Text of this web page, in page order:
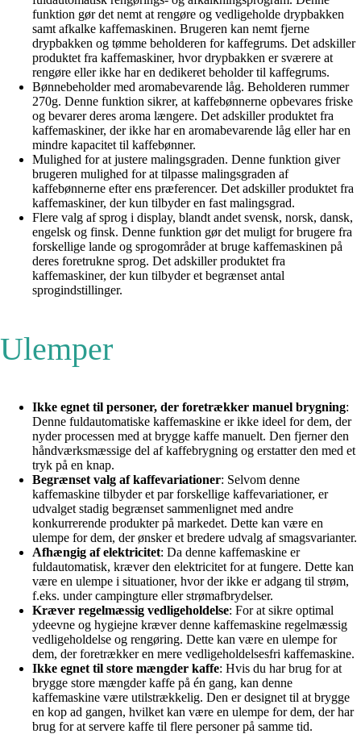
funktion gør det nemt at rengøre og vedligeholde drypbakken
samt afkalke kaffemaskinen. Brugeren kan nemt fjerne
drypbakken og tømme beholderen for kaffegrums. Det adskiller
produktet fra kaffemaskiner, hvor drypbakken er sværere at
rengøre eller ikke har en dedikeret beholder til kaffegrums.
Bønnebeholder med aromabevarende låg. Beholderen rummer
270g. Denne funktion sikrer, at kaffebønnerne opbevares friske
og bevarer deres aroma længere. Det adskiller produktet fra
kaffemaskiner, der ikke har en aromabevarende låg eller har en
mindre kapacitet til kaffebønner.
Mulighed for at justere malingsgraden. Denne funktion giver
brugeren mulighed for at tilpasse malingsgraden af
kaffebønnerne efter ens præferencer. Det adskiller produktet fra
kaffemaskiner, der kun tilbyder en fast malingsgrad.
Flere valg af sprog i display, blandt andet svensk, norsk, dansk,
engelsk og finsk. Denne funktion gør det muligt for brugere fra
forskellige lande og sprogområder at bruge kaffemaskinen på
deres foretrukne sprog. Det adskiller produktet fra
kaffemaskiner, der kun tilbyder et begrænset antal
sprogindstillinger.
Ulemper
Ikke egnet til personer, der foretrækker manuel brygning:
Denne fuldautomatiske kaffemaskine er ikke ideel for dem, der
nyder processen med at brygge kaffe manuelt. Den fjerner den
håndværksmæssige del af kaffebrygning og erstatter den med et
tryk på en knap.
Begrænset valg af kaffevariationer: Selvom denne
kaffemaskine tilbyder et par forskellige kaffevariationer, er
udvalget stadig begrænset sammenlignet med andre
konkurrerende produkter på markedet. Dette kan være en
ulempe for dem, der ønsker et bredere udvalg af smagsvarianter.
Afhængig af elektricitet: Da denne kaffemaskine er
fuldautomatisk, kræver den elektricitet for at fungere. Dette kan
være en ulempe i situationer, hvor der ikke er adgang til strøm,
f.eks. under campingture eller strømafbrydelser.
Kræver regelmæssig vedligeholdelse: For at sikre optimal
ydeevne og hygiejne kræver denne kaffemaskine regelmæssig
vedligeholdelse og rengøring. Dette kan være en ulempe for
dem, der foretrækker en mere vedligeholdelsesfri kaffemaskine.
Ikke egnet til store mængder kaffe: Hvis du har brug for at
brygge store mængder kaffe på én gang, kan denne
kaffemaskine være utilstrækkelig. Den er designet til at brygge
en kop ad gangen, hvilket kan være en ulempe for dem, der har
brug for at servere kaffe til flere personer på samme tid.